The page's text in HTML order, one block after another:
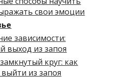
свои эмоции
зависимости:
выход из запоя
круг: как
из запоя